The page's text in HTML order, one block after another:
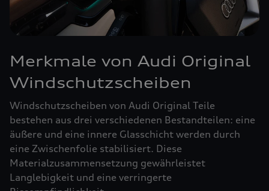
Merkmale von Audi Original
Windschutzscheiben
Windschutzscheiben von Audi Original Teile
bestehen aus drei verschiedenen Bestandteilen: eine
äußere und eine innere Glasschicht werden durch
eine Zwischenfolie stabilisiert. Diese
Materialzusammensetzung gewährleistet
Langlebigkeit und eine verringerte